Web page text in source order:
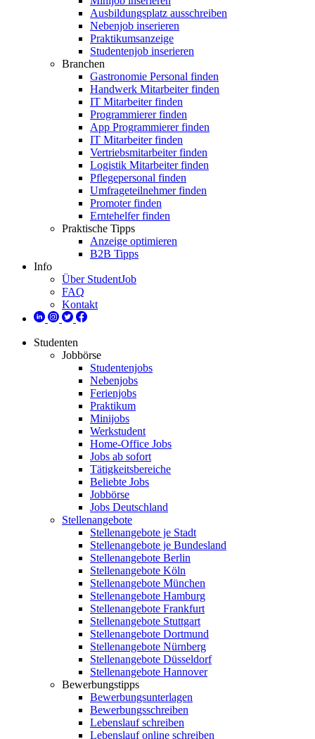
Ausbildungsplatz ausschreiben
Nebenjob inserieren
Praktikumsanzeige
Studentenjob inserieren
Branchen
Gastronomie Personal finden
Handwerk Mitarbeiter finden
IT Mitarbeiter finden
Programmierer finden
App Programmierer finden
IT Mitarbeiter finden
Vertriebsmitarbeiter finden
Logistik Mitarbeiter finden
Pflegepersonal finden
Umfrageteilnehmer finden
Promoter finden
Erntehelfer finden
Praktische Tipps
Anzeige optimieren
B2B Tipps
Info
Über StudentJob
FAQ
Kontakt
Studenten
Jobbörse
Studentenjobs
Nebenjobs
Ferienjobs
Praktikum
Minijobs
Werkstudent
Home-Office Jobs
Jobs ab sofort
Tätigkeitsbereiche
Beliebte Jobs
Jobbörse
Jobs Deutschland
Stellenangebote
Stellenangebote je Stadt
Stellenangebote je Bundesland
Stellenangebote Berlin
Stellenangebote Köln
Stellenangebote München
Stellenangebote Hamburg
Stellenangebote Frankfurt
Stellenangebote Stuttgart
Stellenangebote Dortmund
Stellenangebote Nürnberg
Stellenangebote Düsseldorf
Stellenangebote Hannover
Bewerbungstipps
Bewerbungsunterlagen
Bewerbungsschreiben
Lebenslauf schreiben
Lebenslauf online schreiben